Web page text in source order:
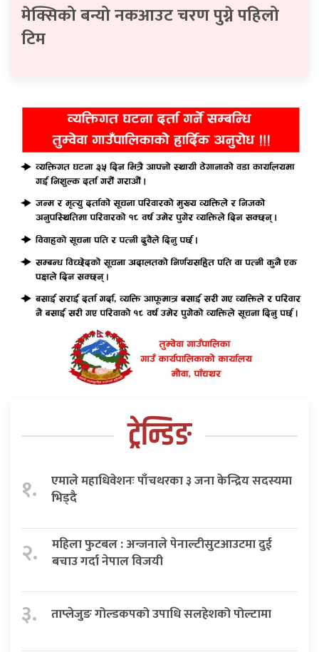
मेक्सिको बन्यो नकआउट चरण पुग्ने पहिलो
टिम
ट्रेन्डिङ
१.
एमाले महाधिवेशनः पाँचथरका ३ जना केन्द्रिय सदस्यमा
भिड्दै
२.
महिला फुटबल : अन्जनाले पेनाल्टीसुटआउटमा दुई
बचाउ गर्दा नेपाल विजयी
३. ताप्लेजुङ गोल्डकपको उपाधि सलहेशको पोल्टामा